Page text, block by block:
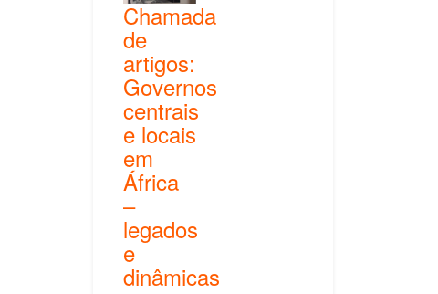
Chamada
de
artigos:
Governos
centrais
e locais
em
África
–
legados
e
dinâmicas